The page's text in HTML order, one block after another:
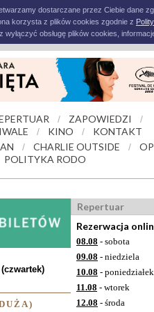
dostarczane przez Ciebie dane
korzysta z plików cookies zgodnie z
obsługę plików cookies,
/ ZAPOWIEDZI /
/ KINO /
KONTAKT
/ CHARLIE OUTSIDE /
POLITYKA RODO
Repertuar
Rezerwacja
08.08 - sobota
09.08 - niedziela
10.08 - poniedziałek
11.08 - wtorek
12.08 - środa